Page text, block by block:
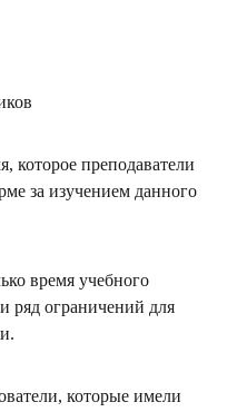
которое преподаватели
за изучением данного
время учебного
ряд ограничений для
которые имели